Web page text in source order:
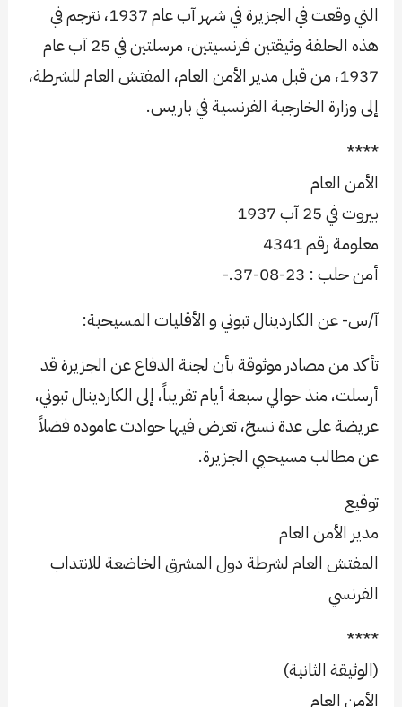
التي وقعت في الجزيرة في شهر آب عام 1937، نترجم في
هذه الحلقة وثيقتين فرنسيتين، مرسلتين في 25 آب عام
1937، من قبل مدير الأمن العام، المفتش العام للشرطة،
إلى وزارة الخارجية الفرنسية في باريس.
****
الأمن العام
بيروت في 25 آب 1937
معلومة رقم 4341
أمن حلب : 23-08-37.-
آ/س- عن الكاردينال تبوني و الأقليات المسيحية:
تأكد من مصادر موثوقة بأن لجنة الدفاع عن الجزيرة قد
أرسلت، منذ حوالي سبعة أيام تقريباً، إلى الكاردينال تبوني،
عريضة على عدة نسخ، تعرض فيها حوادث عاموده فضلاً
عن مطالب مسيحيي الجزيرة.
توقيع
مدير الأمن العام
المفتش العام لشرطة دول المشرق الخاضعة للانتداب
الفرنسي
****
(الوثيقة الثانية)
الأمن العام